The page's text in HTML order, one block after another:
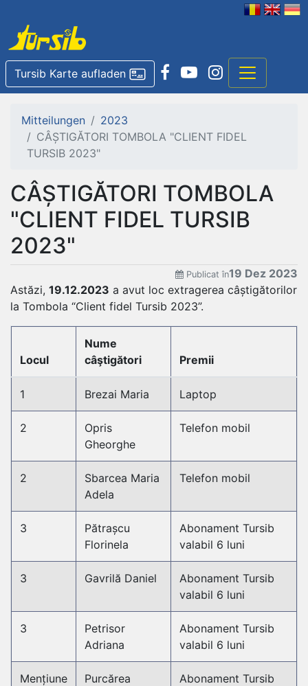
Tursib Karte aufladen
Mitteilungen
2023
CÂȘTIGĂTORI TOMBOLA "CLIENT FIDEL
TURSIB 2023"
CÂȘTIGĂTORI TOMBOLA
"CLIENT FIDEL TURSIB
2023"
Publicat în19 Dez 2023
Astăzi, 19.12.2023 a avut loc extragerea câștigătorilor
la Tombola “Client fidel Tursib 2023”.
Locul
Nume
câştigători
Premii
1 Brezai Maria Laptop
2
Opris
Gheorghe
Telefon mobil
2
Sbarcea Maria
Adela
Telefon mobil
3
Pătrașcu
Florinela
Abonament Tursib
valabil 6 luni
3 Gavrilă Daniel
Abonament Tursib
valabil 6 luni
3
Petrisor
Adriana
Abonament Tursib
valabil 6 luni
Mențiune
Purcărea
Abonament Tursib